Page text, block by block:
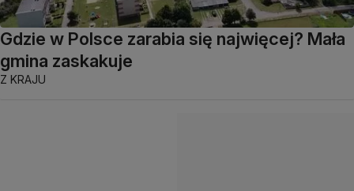
Gdzie w Polsce zarabia się najwięcej? Mała
gmina zaskakuje
Z KRAJU